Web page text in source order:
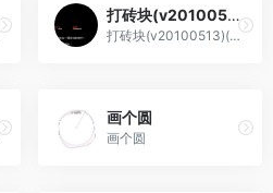
打砖块(v20100513)(繁)[Nokoh](JP)[PUZ](0.62Mb)
打砖块(v20100513)(繁)[Nokoh](JP)[PUZ](0.62Mb)
画个圆
画个圆